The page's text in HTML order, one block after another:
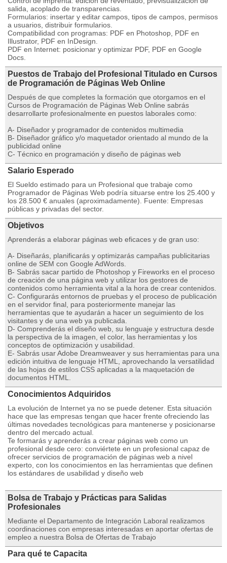
salida, acoplado de transparencias.
Formularios: insertar y editar campos, tipos de campos, permisos
a usuarios, distribuir formularios.
Compatibilidad con programas: PDF en Photoshop, PDF en
Illustrator, PDF en InDesign.
PDF en Internet: posicionar y optimizar PDF, PDF en Google
Docs.
Puestos de Trabajo del Profesional Titulado en Cursos
de Programación de Páginas Web Online
Después de que completes la formación que otorgamos en el
Cursos de Programación de Páginas Web Online sabrás
desarrollarte profesionalmente en puestos laborales como:
A- Diseñador y programador de contenidos multimedia
B- Diseñador gráfico y/o maquetador orientado al mundo de la
publicidad online
C- Técnico en programación y diseño de páginas web
Salario Esperado
El Sueldo estimado para un Profesional que trabaje como
Programador de Páginas Web podría situarse entre los 25.400 y
los 28.500 € anuales (aproximadamente). Fuente: Empresas
públicas y privadas del sector.
Objetivos
Aprenderás a elaborar páginas web eficaces y de gran uso:
A- Diseñarás, planificarás y optimizarás campañas publicitarias
online de SEM con Google AdWords.
B- Sabrás sacar partido de Photoshop y Fireworks en el proceso
de creación de una página web y utilizar los gestores de
contenidos como herramienta vital a la hora de crear contenidos.
C- Configurarás entornos de pruebas y el proceso de publicación
en el servidor final, para posteriormente manejar las
herramientas que te ayudarán a hacer un seguimiento de los
visitantes y de una web ya publicada.
D- Comprenderás el diseño web, su lenguaje y estructura desde
la perspectiva de la imagen, el color, las herramientas y los
conceptos de optimización y usabilidad.
E- Sabrás usar Adobe Dreamweaver y sus herramientas para una
edición intuitiva de lenguaje HTML, aprovechando la versatilidad
de las hojas de estilos CSS aplicadas a la maquetación de
documentos HTML.
Conocimientos Adquiridos
La evolución de Internet ya no se puede detener. Esta situación
hace que las empresas tengan que hacer frente ofreciendo las
últimas novedades tecnológicas para mantenerse y posicionarse
dentro del mercado actual.
Te formarás y aprenderás a crear páginas web como un
profesional desde cero: conviértete en un profesional capaz de
ofrecer servicios de programación de páginas web a nivel
experto, con los conocimientos en las herramientas que definen
los estándares de usabilidad y diseño web
Bolsa de Trabajo y Prácticas para Salidas
Profesionales
Mediante el Departamento de Integración Laboral realizamos
coordinaciones con empresas interesadas en aportar ofertas de
empleo a nuestra Bolsa de Ofertas de Trabajo
Para qué te Capacita